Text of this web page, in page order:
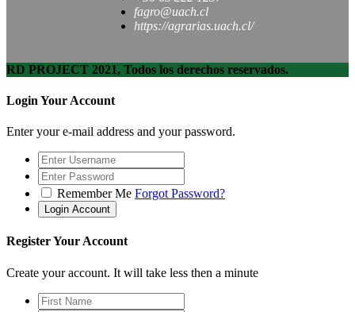
fagro@uach.cl
https://agrarias.uach.cl/
RD PROJECT 2021, Todos los derechos reservados.
Login Your Account
Enter your e-mail address and your password.
Remember Me Forgot Password?
Register Your Account
Create your account. It will take less then a minute